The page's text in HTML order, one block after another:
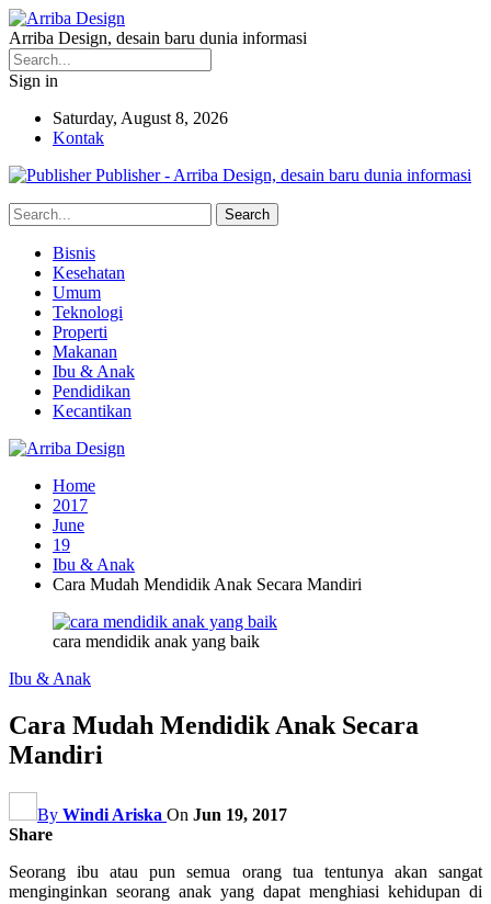
Arriba Design, desain baru dunia informasi
Sign in
Saturday, August 8, 2026
Kontak
Publisher - Arriba Design, desain baru dunia informasi
Bisnis
Kesehatan
Umum
Teknologi
Properti
Makanan
Ibu & Anak
Pendidikan
Kecantikan
Home
2017
June
19
Ibu & Anak
Cara Mudah Mendidik Anak Secara Mandiri
cara mendidik anak yang baik
Ibu & Anak
Cara Mudah Mendidik Anak Secara
Mandiri
By Windi Ariska On Jun 19, 2017
Share
Seorang ibu atau pun semua orang tua tentunya akan sangat
menginginkan seorang anak yang dapat menghiasi kehidupan di